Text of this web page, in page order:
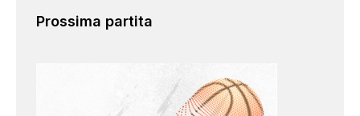
Prossima partita